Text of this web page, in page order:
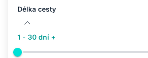
Délka cesty
1 - 30 dní +